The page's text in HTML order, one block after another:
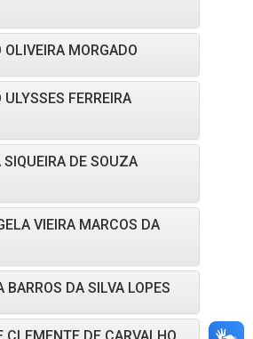
OLIVEIRA MORGADO
FERREIRA
DE SOUZA
VIEIRA MARCOS DA
BARROS DA SILVA LOPES